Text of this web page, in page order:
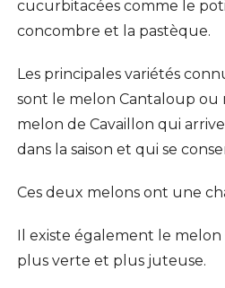
cucurbitacées comme le
concombre et la pastèque.
Les principales variétés
sont le melon Cantaloup ou
melon de Cavaillon qui
dans la saison et qui se
Ces deux melons ont une
Il existe également le melon
plus verte et plus juteuse.